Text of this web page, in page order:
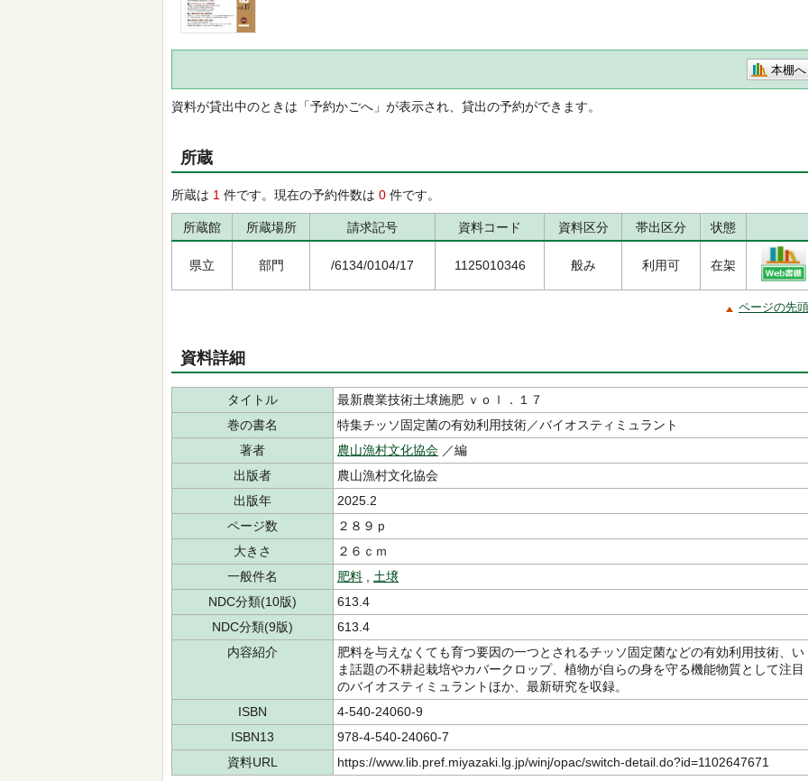
本棚へ
資料が貸出中のときは「予約かごへ」が表示され、貸出の予約ができます。
所蔵
所蔵は 1 件です。現在の予約件数は 0 件です。
所蔵館 所蔵場所 請求記号 資料コード 資料区分 帯出区分 状態
県立 部門 /6134/0104/17 1125010346 般み 利用可 在架
ページの先
資料詳細
タイトル
最新農業技術土壌施肥 ｖｏｌ．１７
巻の書名
特集チッソ固定菌の有効利用技術／バイオスティミュラント
著者
農山漁村文化協会 ／編
出版者
農山漁村文化協会
出版年
2025.2
ページ数
２８９ｐ
大きさ
２６ｃｍ
一般件名
肥料
土壌
NDC分類(10版)
613.4
NDC分類(9版)
613.4
内容紹介
肥料を与えなくても育つ要因の一つとされるチッソ固定菌などの有効利用技術、い
ま話題の不耕起栽培やカバークロップ、植物が自らの身を守る機能物質として注目
のバイオスティミュラントほか、最新研究を収録。
ISBN
4-540-24060-9
ISBN13
978-4-540-24060-7
資料URL
https://www.lib.pref.miyazaki.lg.jp/winj/opac/switch-detail.do?id=1102647671